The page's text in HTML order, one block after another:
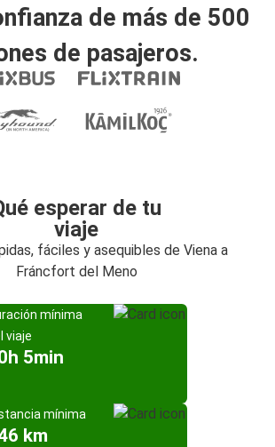
de más de 500
de pasajeros.
esperar de tu
viaje
fáciles y asequibles de Viena a
Fráncfort del Meno
mínima
viaje
5min
mínima
km